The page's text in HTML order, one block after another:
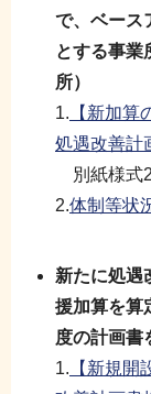
で、ベース
とする事業
所）
1. 【新加
処遇改善計
別紙様式
2.体制等状
新たに処遇
援加算を算
度の計画書
1. 【新規